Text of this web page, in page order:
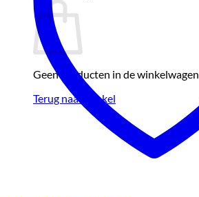
Geen producten in de winkelwagen.
Terug naar winkel